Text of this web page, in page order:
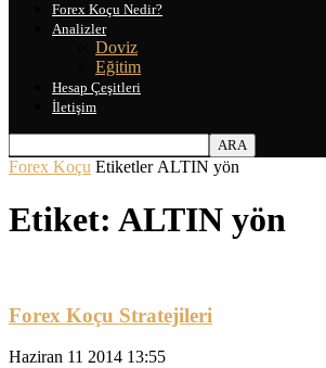
Forex Koçu Nedir?
Analizler
Doviz
Eğitim
Hesap Çeşitleri
İletişim
Forex Koçu Etiketler ALTIN yön
Etiket: ALTIN yön
Forex Koçu Stratejileri
Haziran 11 2014 13:55